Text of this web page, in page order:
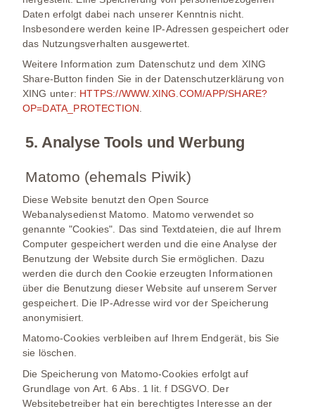
Daten erfolgt dabei nach unserer Kenntnis nicht.
Insbesondere werden keine IP-Adressen gespeichert oder
das Nutzungsverhalten ausgewertet.
Weitere Information zum Datenschutz und dem XING
Share-Button finden Sie in der Datenschutzerklärung von
XING unter: HTTPS://WWW.XING.COM/APP/SHARE?
OP=DATA_PROTECTION
5. Analyse Tools und Werbung
Matomo (ehemals Piwik)
Diese Website benutzt den Open Source
Webanalysedienst Matomo. Matomo verwendet so
genannte "Cookies". Das sind Textdateien, die auf Ihrem
Computer gespeichert werden und die eine Analyse der
Benutzung der Website durch Sie ermöglichen. Dazu
werden die durch den Cookie erzeugten Informationen
über die Benutzung dieser Website auf unserem Server
gespeichert. Die IP-Adresse wird vor der Speicherung
anonymisiert.
Matomo-Cookies verbleiben auf Ihrem Endgerät, bis Sie
sie löschen.
Die Speicherung von Matomo-Cookies erfolgt auf
Grundlage von Art. 6 Abs. 1 lit. f DSGVO. Der
Websitebetreiber hat ein berechtigtes Interesse an der